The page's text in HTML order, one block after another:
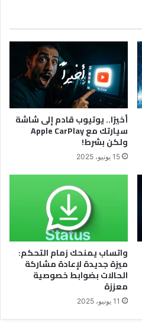
أخيرًا.. يوتيوب قادم إلى شاشة
سيارتك مع Apple CarPlay
ولكن بشرط!
15 يونيو، 2025
واتساب يمنحك زمام التحكم:
ميزة جديدة لإعادة مشاركة
الحالات بضوابط خصوصية
معززة
11 يونيو، 2025